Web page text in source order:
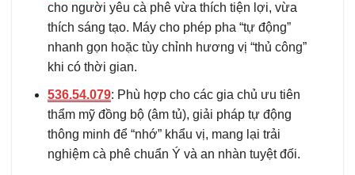
cho người yêu cà phê vừa thích tiện lợi, vừa
thích sáng tạo. Máy cho phép pha “tự động”
nhanh gọn hoặc tùy chỉnh hương vị “thủ công”
khi có thời gian.
536.54.079: Phù hợp cho các gia chủ ưu tiên
thẩm mỹ đồng bộ (âm tủ), giải pháp tự động
thông minh để “nhớ” khẩu vị, mang lại trải
nghiệm cà phê chuẩn Ý và an nhàn tuyệt đối.